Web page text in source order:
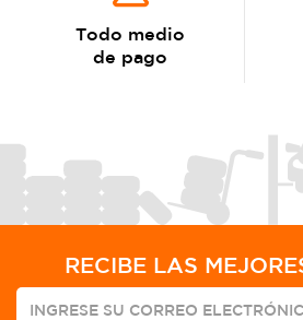
Todo medio
de pago
RECIBE LAS